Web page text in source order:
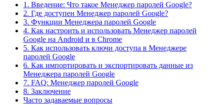
1. Введение: Что такое Менеджер паролей Google?
2. Где доступен Менеджер паролей Google?
3. Функции Менеджера паролей Google
4. Как настроить и использовать Менеджер паролей
Google на Android и в Chrome
5. Как использовать ключи доступа в Менеджере
паролей Google
6. Как импортировать и экспортировать данные из
Менеджера паролей Google
7. FAQ: Менеджер паролей Google
8. Заключение
Часто задаваемые вопросы